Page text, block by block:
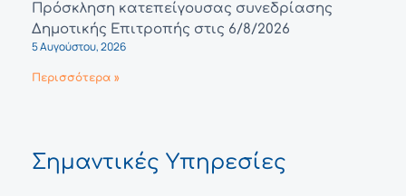
Πρόσκληση κατεπείγουσας συνεδρίασης
Δημοτικής Επιτροπής στις 6/8/2026
5 Αυγούστου, 2026
Περισσότερα »
Σημαντικές Υπηρεσίες